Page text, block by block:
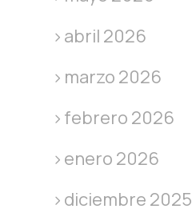
abril 2026
marzo 2026
febrero 2026
enero 2026
diciembre 2025